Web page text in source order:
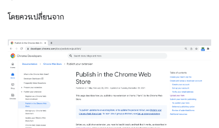
โดยควรเปลี่ยนจาก